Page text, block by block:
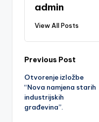
admin
View All Posts
Post
navigation
Previous Post
Otvorenje izložbe
“Nova namjena starih
industrijskih
građevina”.